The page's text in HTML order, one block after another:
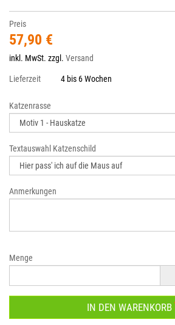
Preis
57,90 €
inkl. MwSt. zzgl. Versand
Lieferzeit 4 bis 6 Wochen
Katzenrasse
Textauswahl Katzenschild
Anmerkungen
Menge
IN DEN WARENKORB